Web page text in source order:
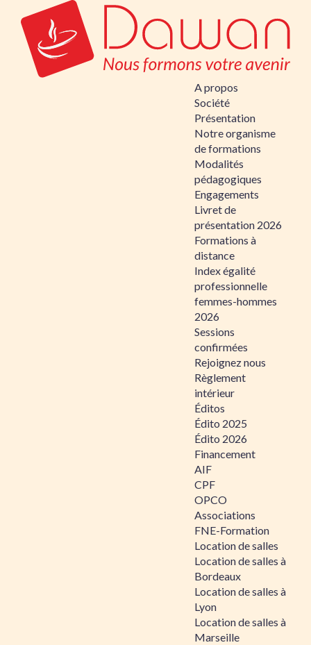
A propos
Société
Présentation
Notre organisme
de formations
Modalités
pédagogiques
Engagements
Livret de
présentation 2026
Formations à
distance
Index égalité
professionnelle
femmes-hommes
2026
Sessions
confirmées
Rejoignez nous
Règlement
intérieur
Éditos
Édito 2025
Édito 2026
Financement
AIF
CPF
OPCO
Associations
FNE-Formation
Location de salles
Location de salles à
Bordeaux
Location de salles à
Lyon
Location de salles à
Marseille